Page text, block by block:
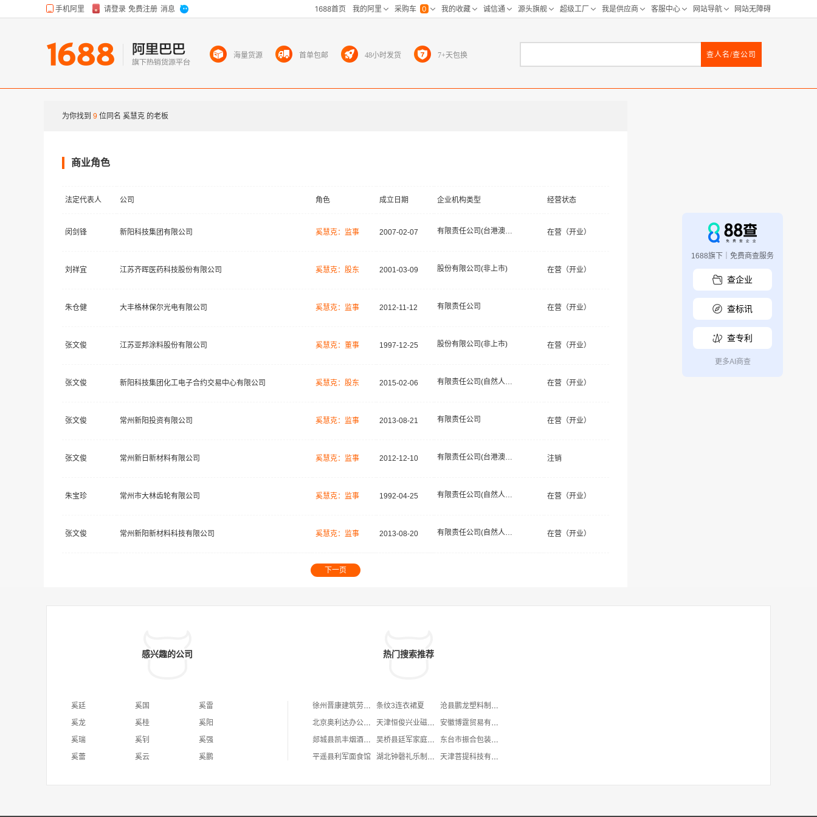
海量货源 首单包邮 48小时发货 7+天包换 查人名/查公司
为你找到 9 位同名 奚慧克 的老板
商业角色
法定代表人 公司 角色 成立日期 企业机构类型 经营状态
闵剑锋 新阳科技集团有限公司 奚慧克：监事 2007-02-07 有限责任公司(台港澳法人独资) 在营（开业）
刘祥宜 江苏齐晖医药科技股份有限公司 奚慧克：股东 2001-03-09 股份有限公司(非上市) 在营（开业）
朱仓健 大丰格林保尔光电有限公司 奚慧克：监事 2012-11-12 有限责任公司 在营（开业）
张文俊 江苏亚邦涂料股份有限公司 奚慧克：董事 1997-12-25 股份有限公司(非上市) 在营（开业）
张文俊 新阳科技集团化工电子合约交易中心有限公司 奚慧克：股东 2015-02-06 有限责任公司(自然人投资或控股) 在营（开业）
张文俊 常州新阳投资有限公司 奚慧克：监事 2013-08-21 有限责任公司 在营（开业）
张文俊 常州新日新材料有限公司 奚慧克：监事 2012-12-10 有限责任公司(台港澳法人独资) 注销
朱宝珍 常州市大林齿轮有限公司 奚慧克：监事 1992-04-25 有限责任公司(自然人投资或控股) 在营（开业）
张文俊 常州新阳新材料科技有限公司 奚慧克：监事 2013-08-20 有限责任公司(自然人投资或控股的法人独资) 在营（开业）
下一页
感兴趣的公司
奚廷 奚国
奚雷
奚龙
奚桂
奚阳
奚瑞
奚钊
奚强
奚蕾
奚云 奚鹏
热门搜索推荐
徐州晋康建筑劳务有限公司 条纹3连衣裙夏
沧县鹏龙塑料制品厂
北京奥利达办公设备服务部
天津恒俊兴业磁业有限责任公司
安徽博霆贸易有限公司
郯城县凯丰烟酒副食商店
吴桥县廷军家庭农场
东台市振合包装材料有限公司
平遥县利军面食馆
湖北钟磬礼乐制造有限公司 天津菩提科技有限公司
1688旗下｜免费商查服务
查企业
查标讯
查专利
更多AI商查